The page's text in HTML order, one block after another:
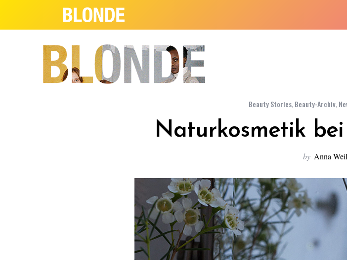
Beauty Stories,Beauty-Archiv,
Naturkosmetik
by Anna